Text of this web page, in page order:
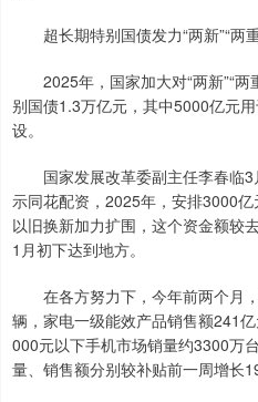
超长期特别国债发力“两新”“两
2025年，国家加大对“两新”“两
别国债1.3万亿元，其中5000亿元用
设。
国家发展改革委副主任李春临3
示同花配资，2025年，安排3000
以旧换新加力扩围，这个资金额较
1月初下达到地方。
在各方努力下，今年前两个月
辆，家电一级能效产品销售额241
000元以下手机市场销量约3300万
量、销售额分别较补贴前一周增长